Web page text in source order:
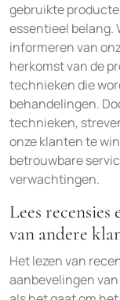
gebruikte
essentieel belang.
informeren van
herkomst van de
technieken die
behandelingen.
technieken,
onze klanten te
betrouwbare
verwachtingen.
Lees recensies
van andere
Het lezen van
aanbevelingen